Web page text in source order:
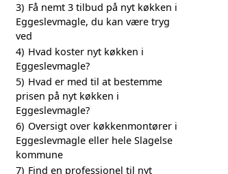
3) Få nemt 3 tilbud på nyt køkken i
Eggeslevmagle, du kan være tryg
ved
4) Hvad koster nyt køkken i
Eggeslevmagle?
5) Hvad er med til at bestemme
prisen på nyt køkken i
Eggeslevmagle?
6) Oversigt over køkkenmontører i
Eggeslevmagle eller hele Slagelse
kommune
7) Find en professionel til nyt